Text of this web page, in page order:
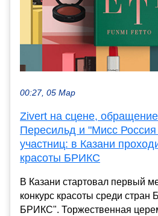
00:27, 05 Мар
Zivert на сцене,
Пересильд и "Мисс
участниц: в Казани
красоты БРИКС
В Казани стартовал первый
конкурс красоты среди
БРИКС". Торжественная